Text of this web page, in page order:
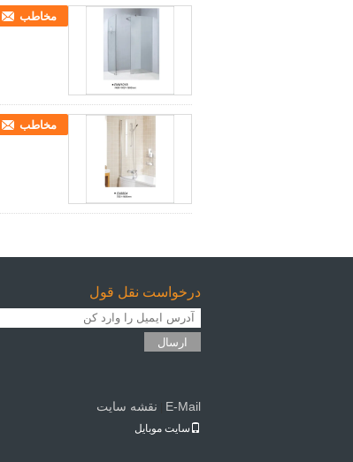
مخاطب
مخاطب
درخواست نقل قول
ارسال
E-Mail نقشه سایت
سایت موبایل